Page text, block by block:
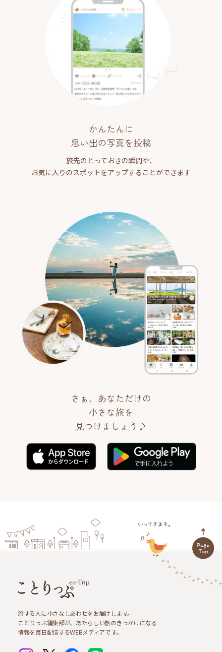
かんたんに
思い出の写真を投稿
旅先のとっておきの瞬間や、
お気に入りのスポットをアップすることができます
さぁ、あなただけの
小さな旅を
見つけましょう♪
旅する人に小さなしあわせをお届けします。
ことりっぷ編集部が、あたらしい旅のきっかけになる
情報を毎日配信するWEBメディアです。